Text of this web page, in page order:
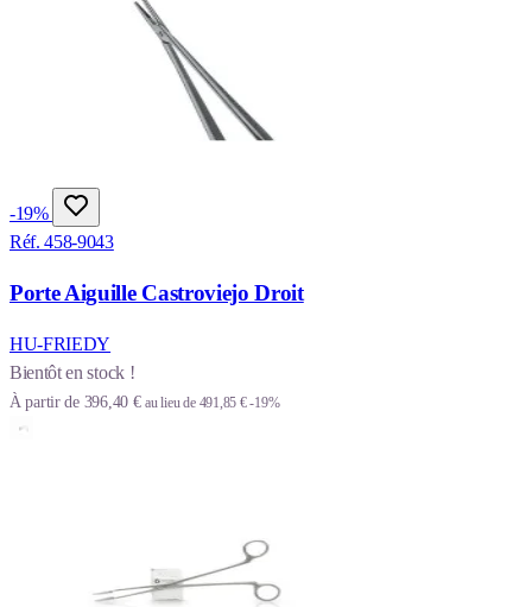
-19%
Réf. 458-9043
Porte Aiguille Castroviejo Droit
HU-FRIEDY
Bientôt en stock !
À partir de 396,40 € au lieu de 491,85 €-19%